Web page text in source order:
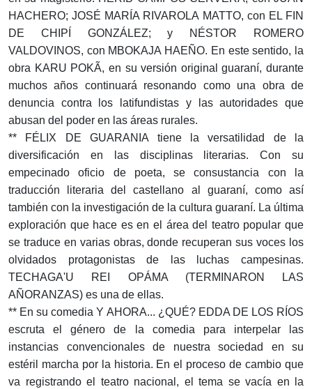
HACHERO; JOSÉ MARÍA RIVAROLA MATTO, con EL FIN
DE CHIPÍ GONZÁLEZ; y NÉSTOR ROMERO
VALDOVINOS, con MBOKAJA HAEÑO. En este sentido, la
obra KARU POKÃ, en su versión original guaraní, durante
muchos años continuará resonando como una obra de
denuncia contra los latifundistas y las autoridades que
abusan del poder en las áreas rurales.
** FÉLIX DE GUARANIA tiene la versatilidad de la
diversificación en las disciplinas literarias. Con su
empecinado oficio de poeta, se consustancia con la
traducción literaria del castellano al guaraní, como así
también con la investigación de la cultura guaraní. La última
exploración que hace es en el área del teatro popular que
se traduce en varias obras, donde recuperan sus voces los
olvidados protagonistas de las luchas campesinas.
TECHAGA'U REI OPÁMA (TERMINARON LAS
AÑORANZAS) es una de ellas.
** En su comedia Y AHORA... ¿QUÉ? EDDA DE LOS RÍOS
escruta el género de la comedia para interpelar las
instancias convencionales de nuestra sociedad en su
estéril marcha por la historia. En el proceso de cambio que
va registrando el teatro nacional, el tema se vacía en la